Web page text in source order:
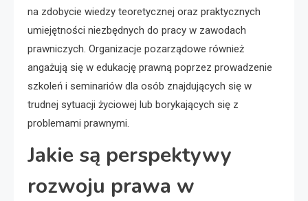
na zdobycie wiedzy teoretycznej oraz praktycznych
umiejętności niezbędnych do pracy w zawodach
prawniczych. Organizacje pozarządowe również
angażują się w edukację prawną poprzez prowadzenie
szkoleń i seminariów dla osób znajdujących się w
trudnej sytuacji życiowej lub borykających się z
problemami prawnymi.
Jakie są perspektywy
rozwoju prawa w